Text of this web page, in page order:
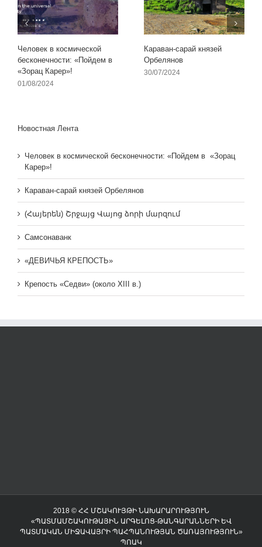
Человек в космической
бесконечности: «Пойдем в
«Зорац Карер»!
01/08/2024
Караван-сарай князей
Орбелянов
30/07/2024
Новостная Лента
Человек в космической бесконечности: «Пойдем в «Зорац
Карер»!
Караван-сарай князей Орбелянов
(Հայերեն) Շրջայց Վայոց ձորի մարզում
Самсонаванк
«ДЕВИЧЬЯ КРЕПОСТЬ»
Крепость «Седви» (около XIII в.)
2018 © ՀՀ ՄՇԱԿՈՒՅԹԻ ՆԱԽԱՐԱՐՈՒԹՅՈՒՆ
«ՊԱՏՄԱՄՇԱԿՈՒԹԱՅԻՆ ԱՐԳԵԼՈՑ-ԹԱՆԳԱՐԱՆՆԵՐԻ ԵՎ
ՊԱՏՄԱԿԱՆ ՄԻՋԱՎԱՅՐԻ ՊԱՀՊԱՆՈՒԹՅԱՆ ԾԱՌԱՅՈՒԹՅՈՒՆ»
ՊՈԱԿ